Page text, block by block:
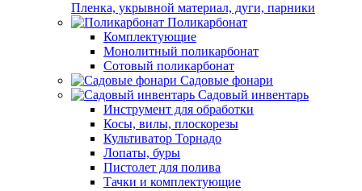
Пленка, укрывной материал, дуги, парники
Поликарбонат
Комплектующие
Монолитный поликарбонат
Сотовый поликарбонат
Садовые фонари
Садовый инвентарь
Инструмент для обработки
Косы, вилы, плоскорезы
Культиватор Торнадо
Лопаты, буры
Пистолет для полива
Тачки и комплектующие